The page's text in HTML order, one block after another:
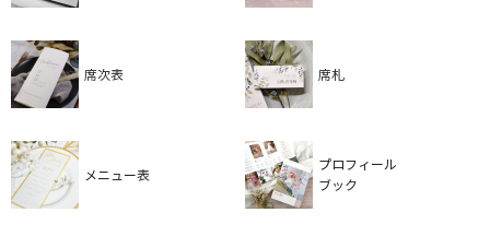
席次表 席札
メニュー表
プロフィール
ブック